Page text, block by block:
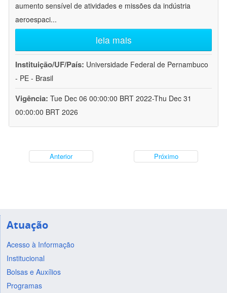
aumento sensível de atividades e missões da indústria
aeroespaci...
leia mais
Instituição/UF/País: Universidade Federal de Pernambuco
- PE - Brasil
Vigência: Tue Dec 06 00:00:00 BRT 2022-Thu Dec 31
00:00:00 BRT 2026
Anterior Próximo
Atuação
Acesso à Informação
Institucional
Bolsas e Auxílios
Programas